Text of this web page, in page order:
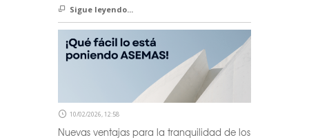
Sigue leyendo...
10/02/2026, 12:58
Nuevas ventajas para la tranquilidad de los